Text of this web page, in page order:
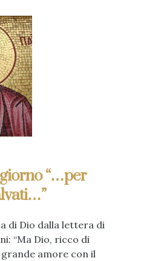
“…per
di Dio dalla lettera di
“Ma Dio, ricco di
amore con il